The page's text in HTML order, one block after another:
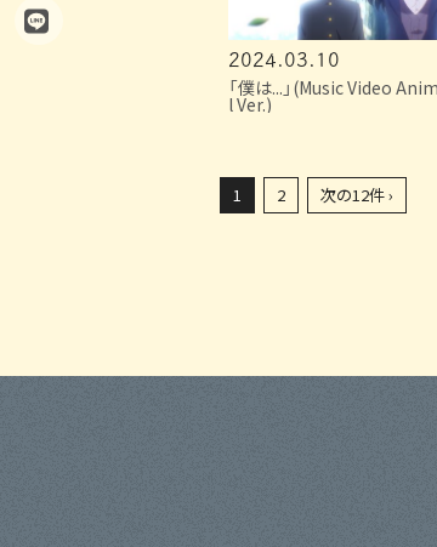
2024.03.10
「僕は...」(Music Video
l Ver.)
1 2 次の12件 ›